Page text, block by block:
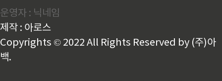
운영자 : 닉네임
제작 : 아로스
Copyrights © 2022 All Rights Reserved by (주)아
백.